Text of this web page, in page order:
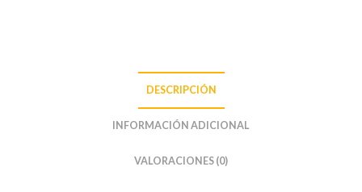
DESCRIPCIÓN
INFORMACIÓN ADICIONAL
VALORACIONES (0)